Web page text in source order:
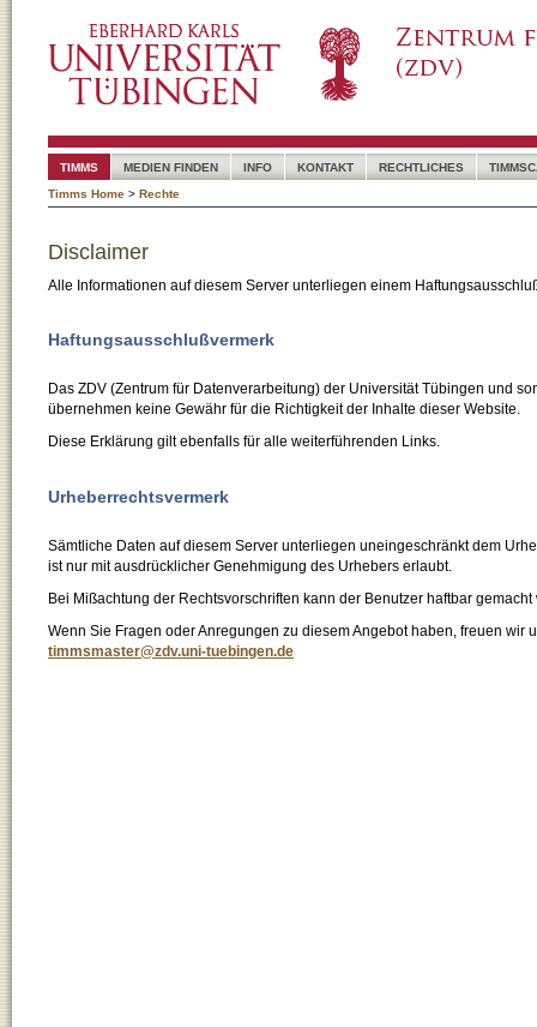
TIMMS MEDIEN FINDEN INFO KONTAKT RECHTLICHES
Timms Home > Rechte
Disclaimer
Alle Informationen auf diesem Server unterliegen einem
Haftungsausschlußvermerk
Das ZDV (Zentrum für Datenverarbeitung) der Universität Tübingen und
übernehmen keine Gewähr für die Richtigkeit der Inhalte dieser Website.
Diese Erklärung gilt ebenfalls für alle weiterführenden Links.
Urheberrechtsvermerk
Sämtliche Daten auf diesem Server unterliegen uneingeschränkt dem
ist nur mit ausdrücklicher Genehmigung des Urhebers erlaubt.
Bei Mißachtung der Rechtsvorschriften kann der Benutzer haftbar gemacht
Wenn Sie Fragen oder Anregungen zu diesem Angebot haben, freuen wir
timmsmaster@zdv.uni-tuebingen.de